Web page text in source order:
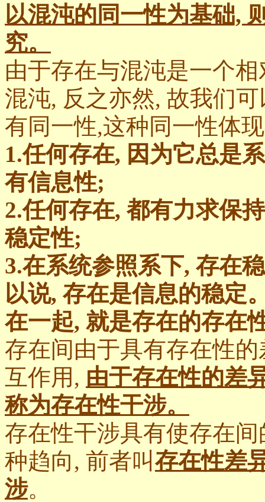
以混沌的同一性为基础,
究。
由于存在与混沌是一个
混沌, 反之亦然, 故我们
有同一性,这种同一性体
1.任何存在, 因为它总是
有信息性;
2.任何存在, 都有力求保
稳定性;
3.在系统参照系下, 存在
以说, 存在是信息的稳定
在一起, 就是存在的存在
存在间由于具有存在性
互作用, 由于存在性的差
称为存在性干涉。
存在性干涉具有使存在
种趋向, 前者叫存在性差
涉。